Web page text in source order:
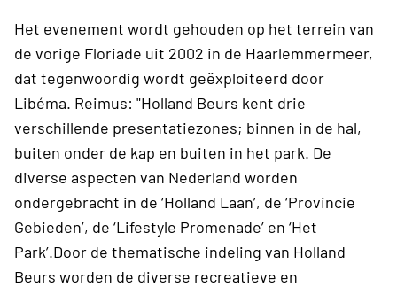
Het evenement wordt gehouden op het terrein van
de vorige Floriade uit 2002 in de Haarlemmermeer,
dat tegenwoordig wordt geëxploiteerd door
Libéma. Reimus: "Holland Beurs kent drie
verschillende presentatiezones; binnen in de hal,
buiten onder de kap en buiten in het park. De
diverse aspecten van Nederland worden
ondergebracht in de ‘Holland Laan’, de ‘Provincie
Gebieden’, de ‘Lifestyle Promenade’ en ‘Het
Park’.Door de thematische indeling van Holland
Beurs worden de diverse recreatieve en